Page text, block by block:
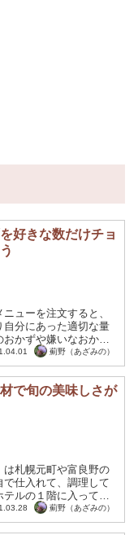
好きな数だけチョ
ューを注文すると、
自分にあった適切な量
かずや嫌いなおかず
とも考え物です。 食...
薊野（あざみの）
で旬の美味しさが
札幌元町や富良野の
仕入れて、調理して
ルの１階に入ってい
と思います。勿論、
薊野（あざみの）